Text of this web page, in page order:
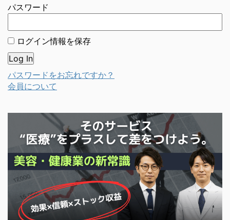
パスワード
ログイン情報を保存
パスワードをお忘れですか？
会員について